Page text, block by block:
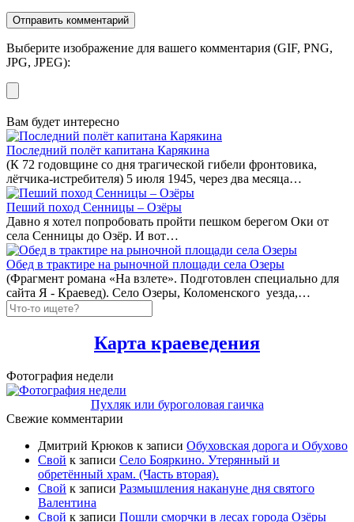
Выберите изображение для вашего комментария (GIF, PNG,
JPG, JPEG):
Вам будет интересно
Последний полёт капитана Карякина
(К 72 годовщине со дня трагической гибели фронтовика,
лётчика-истребителя) 5 июля 1945, через два месяца…
Пеший поход Сенницы – Озёры
Давно я хотел попробовать пройти пешком берегом Оки от
села Сенницы до Озёр. И вот…
Обед в трактире на рыночной площади села Озеры
(Фрагмент романа «На взлете». Подготовлен специально для
сайта Я - Краевед). Село Озеры, Коломенского уезда,…
Карта краеведения
Фотография недели
Пухляк или буроголовая гаичка
Свежие комментарии
Дмитрий Крюков к записи Обуховская дорога и Обухово
Свой к записи Село Бояркино. Утерянный и
обретённый храм. (Часть вторая).
Свой к записи Размышления накануне дня святого
Валентина
Свой к записи Пошли сморчки в лесах города Озёры